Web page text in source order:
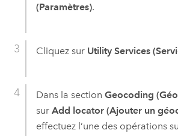
(Paramètres).
Cliquez sur Utility Services
Dans la section Geocoding
sur Add locator (Ajouter un
effectuez l’une des opérations